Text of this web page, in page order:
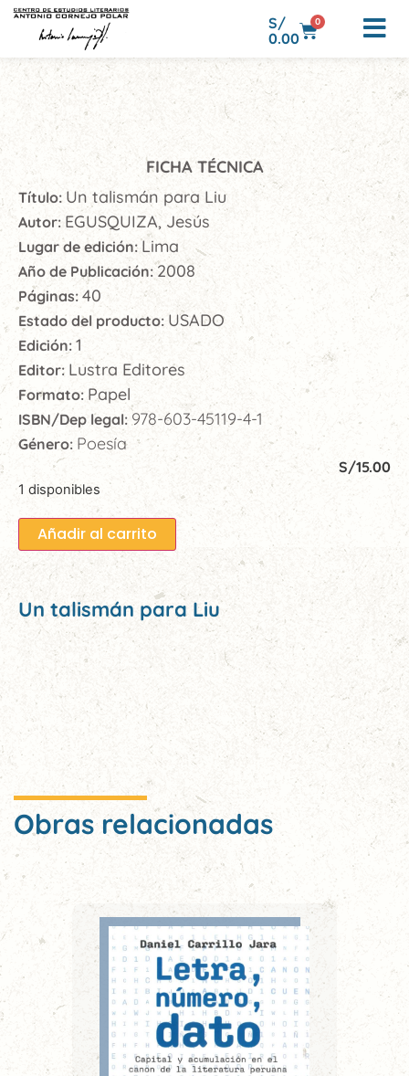
S/
0.00
0
FICHA TÉCNICA
Título: Un talismán para Liu
Autor: EGUSQUIZA, Jesús
Lugar de edición: Lima
Año de Publicación: 2008
Páginas: 40
Estado del producto: USADO
Edición: 1
Editor: Lustra Editores
Formato: Papel
ISBN/Dep legal: 978-603-45119-4-1
Género: Poesía
S/15.00
1 disponibles
Añadir al carrito
Un talismán para Liu
Obras relacionadas